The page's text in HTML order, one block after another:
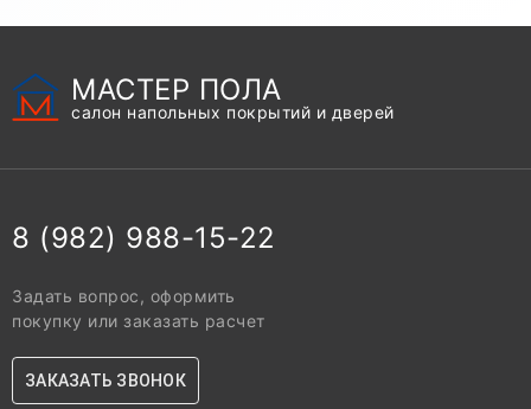
МАСТЕР ПОЛА
салон напольных покрытий и дверей
8 (982) 988-15-22
Задать вопрос, оформить
покупку или заказать расчет
ЗАКАЗАТЬ ЗВОНОК